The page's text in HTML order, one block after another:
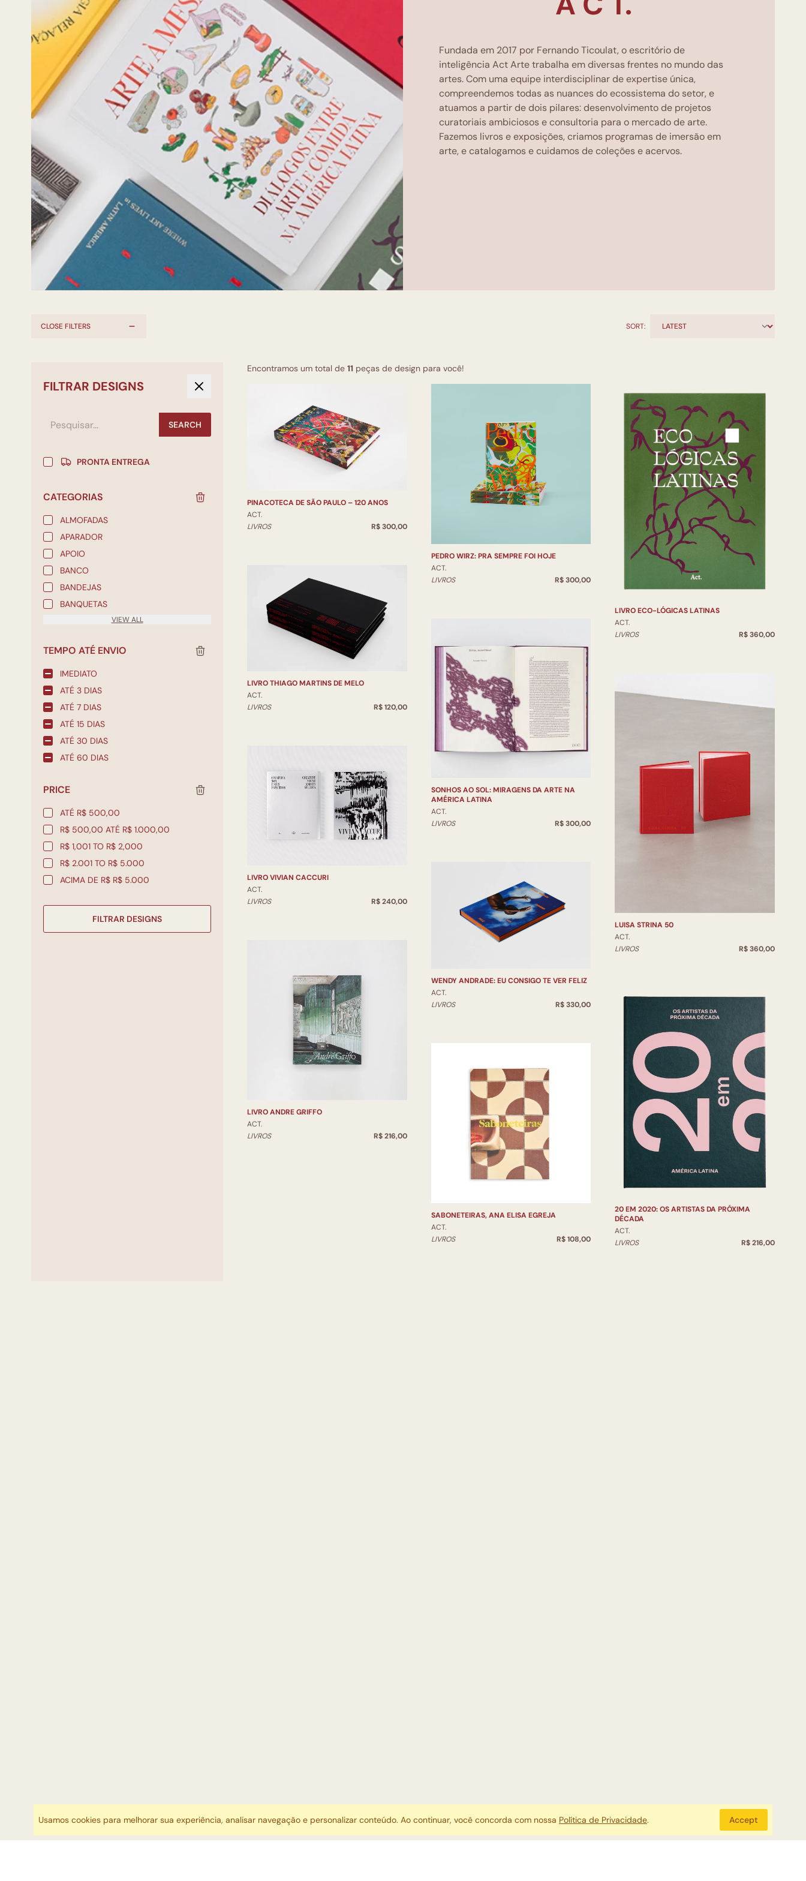
Fundada em 2017 por Fernando Ticoulat, o escritório de
inteligência Act Arte trabalha em diversas frentes no mundo das
artes. Com uma equipe interdisciplinar de expertise única,
compreendemos todas as nuances do ecossistema do setor, e
atuamos a partir de dois pilares: desenvolvimento de projetos
curatoriais ambiciosos e consultoria para o mercado de arte.
Fazemos livros e exposições, criamos programas de imersão em
arte, e catalogamos e cuidamos de coleções e acervos.
SORT:
CLOSE FILTERS
FILTRAR DESIGNS
SEARCH
PRONTA ENTREGA
CATEGORIAS
ALMOFADAS
APARADOR
APOIO
BANCO
BANDEJAS
BANQUETAS
VIEW ALL
TEMPO ATÉ ENVIO
IMEDIATO
ATÉ 3 DIAS
ATÉ 7 DIAS
ATÉ 15 DIAS
ATÉ 30 DIAS
ATÉ 60 DIAS
PRICE
ATÉ R$ 500,00
R$ 500,00 ATÉ R$ 1.000,00
R$ 1,001 TO R$ 2,000
R$ 2.001 TO R$ 5.000
ACIMA DE R$ R$ 5.000
FILTRAR DESIGNS
Encontramos um total de 11 peças de design para você!
PINACOTECA DE SÃO PAULO – 120 ANOS
ACT.
LIVROS
R$ 300,00
LIVRO THIAGO MARTINS DE MELO
ACT.
LIVROS
R$ 120,00
LIVRO VIVIAN CACCURI
ACT.
LIVROS
R$ 240,00
LIVRO ANDRE GRIFFO
ACT.
LIVROS
R$ 216,00
PEDRO WIRZ: PRA SEMPRE FOI HOJE
ACT.
LIVROS
R$ 300,00
SONHOS AO SOL: MIRAGENS DA ARTE NA
AMÉRICA LATINA
ACT.
LIVROS
R$ 300,00
WENDY ANDRADE: EU CONSIGO TE VER FELIZ
ACT.
LIVROS
R$ 330,00
SABONETEIRAS, ANA ELISA EGREJA
ACT.
LIVROS
R$ 108,00
LIVRO ECO-LÓGICAS LATINAS
ACT.
LIVROS
R$ 360,00
LUISA STRINA 50
ACT.
LIVROS
R$ 360,00
20 EM 2020: OS ARTISTAS DA PRÓXIMA
DÉCADA
ACT.
LIVROS
R$ 216,00
Usamos cookies para melhorar sua experiência, analisar navegação e personalizar conteúdo. Ao continuar, você concorda com nossa Política de Privacidade. Accept